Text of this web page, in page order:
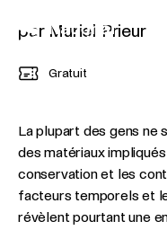
par Muriel Prieur
Gratuit
La plupart des gens ne
des matériaux
conservation et les
facteurs temporels et
révèlent pourtant une